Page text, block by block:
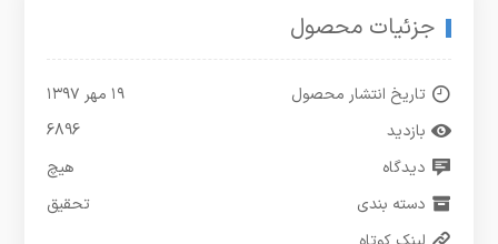
جزئیات محصول
تاریخ انتشار محصول
۱۹ مهر ۱۳۹۷
بازدید
6896
دیدگاه
هیچ
دسته بندی
تحقیق